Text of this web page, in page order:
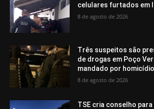
celulares furtados em
8 de agosto de 2026
Três suspeitos são
de drogas em Poço
mandado por
8 de agosto de 2026
TSE cria conselho